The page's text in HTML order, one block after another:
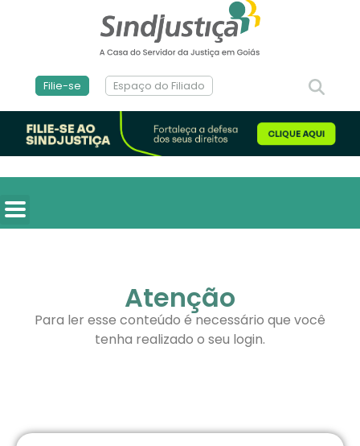
Filie-se Espaço do Filiado
Atenção
Para ler esse conteúdo é necessário que você
tenha realizado o seu login.